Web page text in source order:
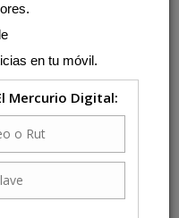
en tu móvil.
Mercurio Digital: